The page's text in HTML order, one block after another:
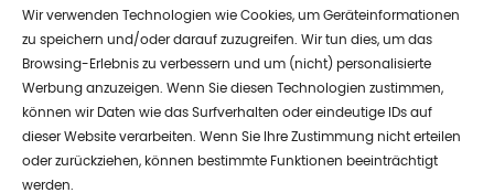
Wir verwenden Technologien wie Cookies, um Geräteinformationen
zu speichern und/oder darauf zuzugreifen. Wir tun dies, um das
Browsing-Erlebnis zu verbessern und um (nicht) personalisierte
Werbung anzuzeigen. Wenn Sie diesen Technologien zustimmen,
können wir Daten wie das Surfverhalten oder eindeutige IDs auf
dieser Website verarbeiten. Wenn Sie Ihre Zustimmung nicht erteilen
oder zurückziehen, können bestimmte Funktionen beeinträchtigt
werden.